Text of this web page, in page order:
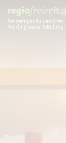
Freizeittipps für den Kreis
Recklinghausen & Bottrop